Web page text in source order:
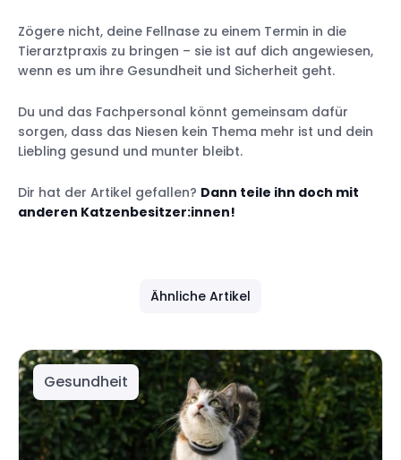
Zögere nicht, deine Fellnase zu einem Termin in die
Tierarztpraxis zu bringen – sie ist auf dich angewiesen,
wenn es um ihre Gesundheit und Sicherheit geht.
Du und das Fachpersonal könnt gemeinsam dafür
sorgen, dass das Niesen kein Thema mehr ist und dein
Liebling gesund und munter bleibt.
Dir hat der Artikel gefallen? Dann teile ihn doch mit
anderen Katzenbesitzer:innen!
Ähnliche Artikel
Gesundheit